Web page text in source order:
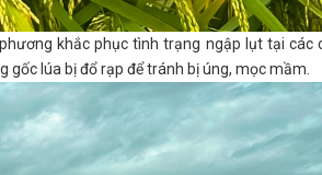
khắc phục tình trạng ngập lụt tại các
lúa bị đổ rạp để tránh bị úng, mọc mầm.